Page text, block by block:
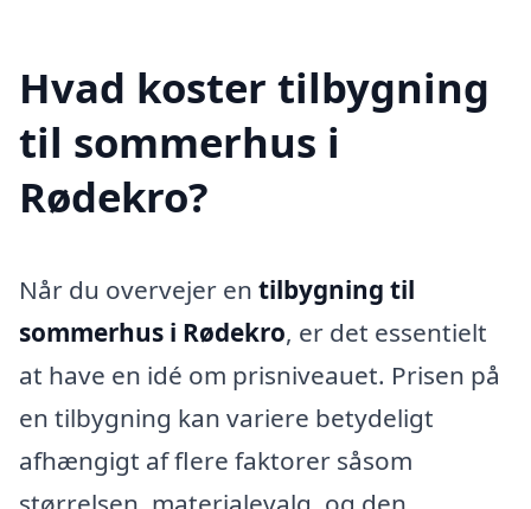
Hvad koster tilbygning
til sommerhus i
Rødekro?
Når du overvejer en tilbygning til
sommerhus i Rødekro, er det essentielt
at have en idé om prisniveauet. Prisen på
en tilbygning kan variere betydeligt
afhængigt af flere faktorer såsom